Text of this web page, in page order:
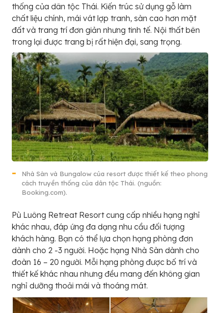
thống của dân tộc Thái. Kiến trúc sử dụng gỗ làm
chất liệu chính, mái vát lợp tranh, sàn cao hơn mặt
đất và trang trí đơn giản nhưng tinh tế. Nội thất bên
trong lại được trang bị rất hiện đại, sang trọng.
Nhà Sàn và Bungalow của resort được thiết kế theo phong
cách truyền thống của dân tộc Thái. (nguồn:
Booking.com).
Pù Luông Retreat Resort cung cấp nhiều hạng nghỉ
khác nhau, đáp ứng đa dạng nhu cầu đối tượng
khách hàng. Bạn có thể lựa chọn hạng phòng đơn
dành cho 2 -3 người. Hoặc hạng Nhà Sàn dành cho
đoàn 16 – 20 người. Mỗi hạng phòng được bố trí và
thiết kế khác nhau nhưng đều mang đến không gian
nghỉ dưỡng thoải mái và thoáng mát.